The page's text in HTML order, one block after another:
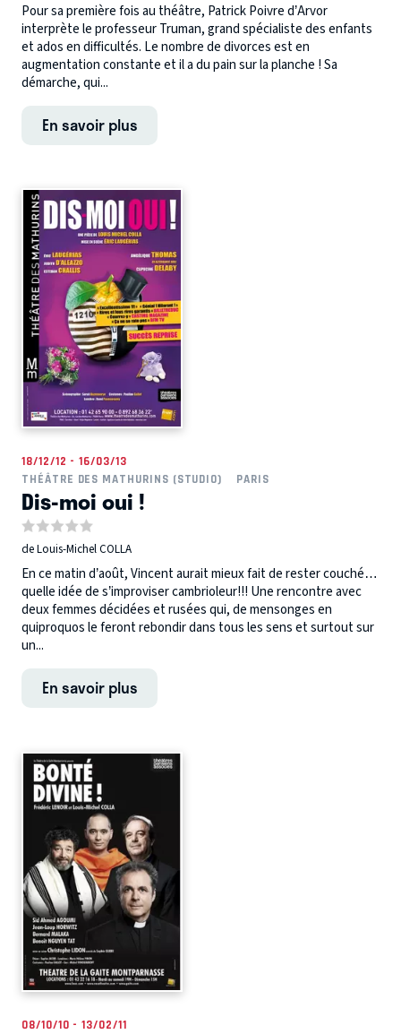
Pour sa première fois au théâtre, Patrick Poivre d’Arvor
interprète le professeur Truman, grand spécialiste des enfants
et ados en difficultés. Le nombre de divorces est en
augmentation constante et il a du pain sur la planche ! Sa
démarche, qui...
En savoir plus
18/12/12 - 16/03/13
THÉÂTRE DES MATHURINS (STUDIO)
PARIS
Dis-moi oui !
de Louis-Michel COLLA
En ce matin d’août, Vincent aurait mieux fait de rester couché…
quelle idée de s’improviser cambrioleur!!! Une rencontre avec
deux femmes décidées et rusées qui, de mensonges en
quiproquos le feront rebondir dans tous les sens et surtout sur
un...
En savoir plus
08/10/10 - 13/02/11